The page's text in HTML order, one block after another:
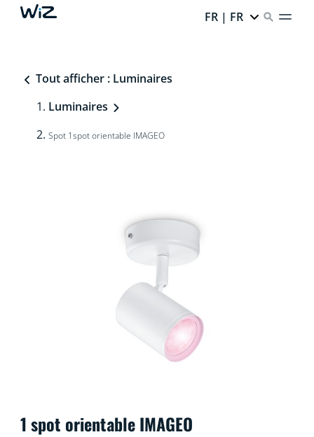
FR | FR
Tout afficher : Luminaires
Luminaires
Spot 1spot orientable IMAGEO
1 spot orientable IMAGEO